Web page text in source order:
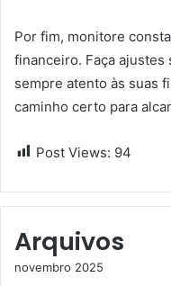
Por fim, monitore
financeiro. Faça
sempre atento às suas
caminho certo para
Post Views: 94
Arquivos
novembro 2025